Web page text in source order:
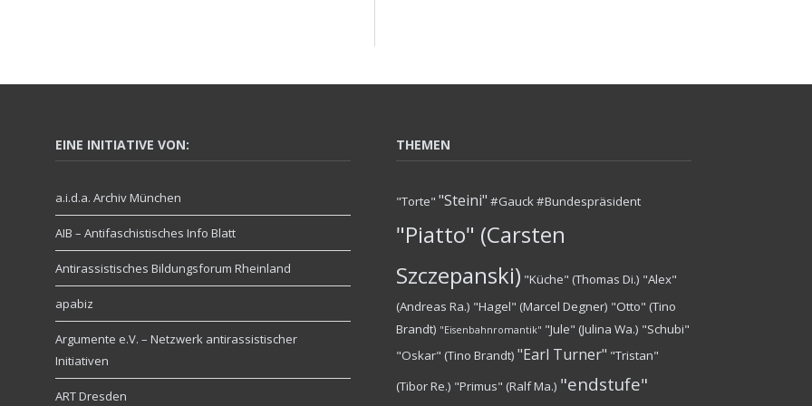
EINE INITIATIVE VON:
a.i.d.a. Archiv München
AIB – Antifaschistisches Info Blatt
Antirassistisches Bildungsforum Rheinland
apabiz
Argumente e.V. – Netzwerk antirassistischer
Initiativen
ART Dresden
THEMEN
"Torte" "Steini" #Gauck #Bundespräsident
"Piatto" (Carsten
Szczepanski) "Küche" (Thomas Di.) "Alex"
(Andreas Ra.) "Hagel" (Marcel Degner) "Otto" (Tino
Brandt) "Eisenbahnromantik" "Jule" (Julina Wa.) "Schubi"
"Oskar" (Tino Brandt) "Earl Turner" "Tristan"
(Tibor Re.) "Primus" (Ralf Ma.) "endstufe"